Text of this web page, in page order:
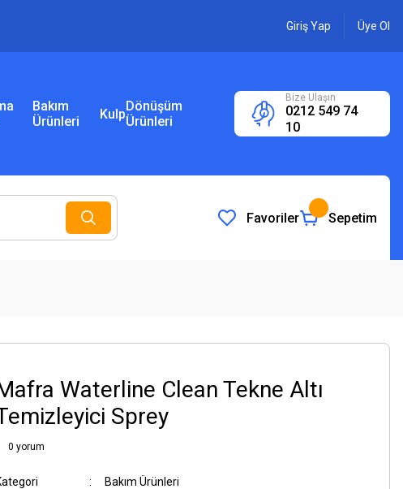
Giriş Yap Üye Ol
Bakım
Ürünleri
KulpDönüşüm
Ürünleri
Bize Ulaşın
0212 549 74
10
Favoriler Sepetim
Waterline Clean Tekne Altı
Sprey
0 yorum
Bakım Ürünleri